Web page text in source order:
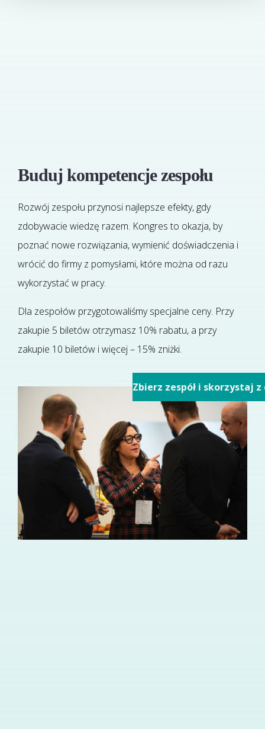
Buduj kompetencje zespołu
Rozwój zespołu przynosi najlepsze efekty, gdy
zdobywacie wiedzę razem. Kongres to okazja, by
poznać nowe rozwiązania, wymienić doświadczenia i
wrócić do firmy z pomysłami, które można od razu
wykorzystać w pracy.
Dla zespołów przygotowaliśmy specjalne ceny. Przy
zakupie 5 biletów otrzymasz 10% rabatu, a przy
zakupie 10 biletów i więcej – 15% zniżki.
Zbierz zespół i skorzystaj